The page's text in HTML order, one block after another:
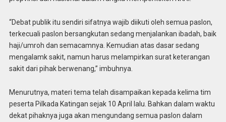
“Debat publik itu sendiri sifatnya wajib diikuti oleh semua paslon,
terkecuali paslon bersangkutan sedang menjalankan ibadah, baik
haji/umroh dan semacamnya. Kemudian atas dasar sedang
mengalamk sakit, namun harus melampirkan surat keterangan
sakit dari pihak berwenang,” imbuhnya.
Menurutnya, materi tema telah disampaikan kepada kelima tim
peserta Pilkada Katingan sejak 10 April lalu. Bahkan dalam waktu
dekat pihaknya juga akan mengundang semua paslon dalam